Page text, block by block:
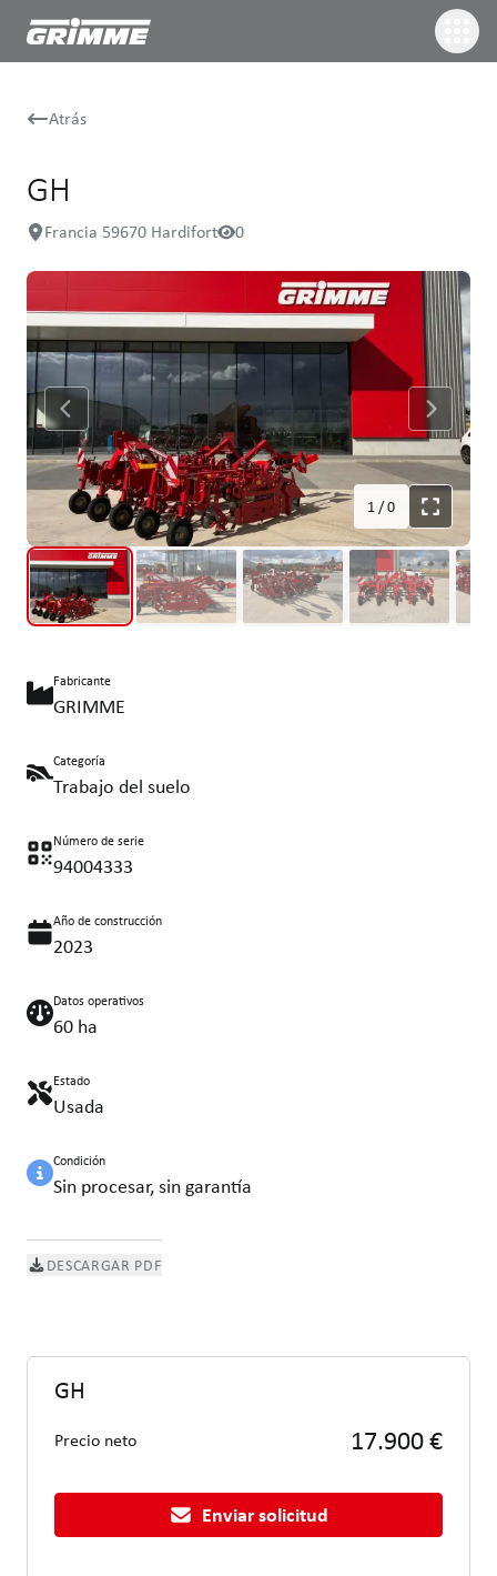
Atrás
GH
Francia 59670 Hardifort 0
1/0
Fabricante
GRIMME
Categoría
Trabajo del suelo
Número de serie
94004333
Año de construcción
2023
Datos operativos
60 ha
Estado
Usada
Condición
Sin procesar, sin garantía
DESCARGAR PDF
GH
Precio neto 17.900 €
Enviar solicitud